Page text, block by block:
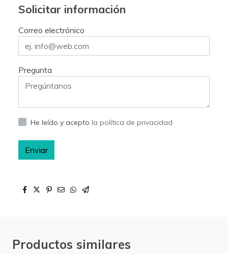
Solicitar información
Correo electrónico
Pregunta
He leído y acepto la política de privacidad
Enviar
Productos similares